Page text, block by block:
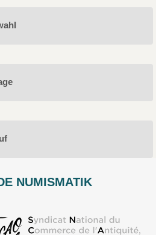
NUMISMATIK